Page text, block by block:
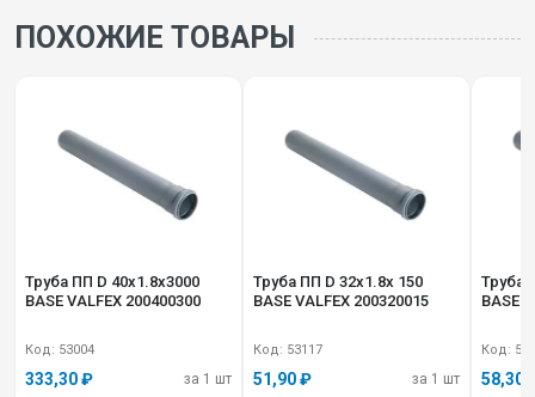
ПОХОЖИЕ ТОВАРЫ
Труба ПП D 40х1.8х3000
BASE VALFEX 200400300
Код: 53004
333,30 ₽ за 1 шт
Труба ПП D 32х1.8х 150
BASE VALFEX 200320015
Код: 53117
51,90 ₽ за 1 шт
Труба ПП D
BASE
Код:
58,30